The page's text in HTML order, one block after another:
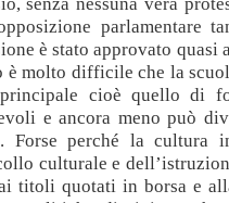
parlamentare
è stato approvato quasi
è molto difficile che la
cioè quello di
e ancora meno può
Forse perché la cultura
culturale e
titoli quotati in borsa e